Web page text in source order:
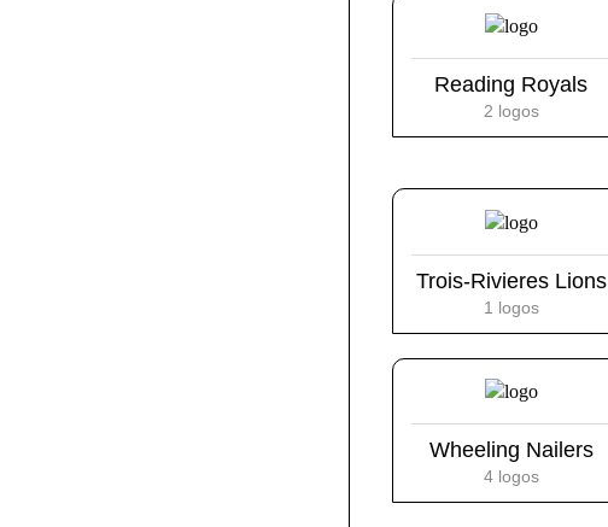
Reading Royals
2 logos
Trois-Rivieres Lions
1 logos
Wheeling Nailers
4 logos